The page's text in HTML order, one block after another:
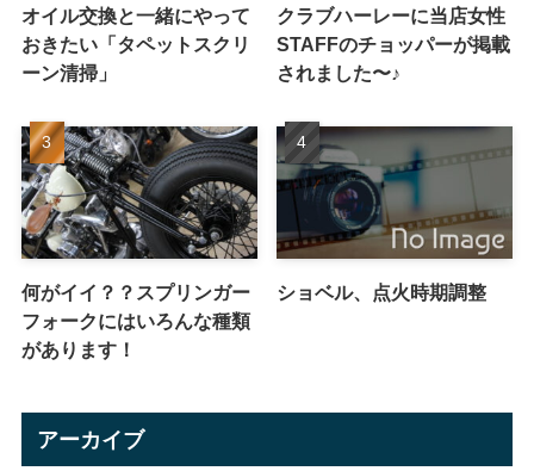
オイル交換と一緒にやって
おきたい「タペットスクリ
ーン清掃」
クラブハーレーに当店女性
STAFFのチョッパーが掲載
されました〜♪
何がイイ？？スプリンガー
フォークにはいろんな種類
があります！
ショベル、点火時期調整
アーカイブ